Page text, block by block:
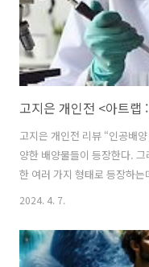
고지은 개인전 리뷰 “인공배
양한 배양물들이 등장한다.
한 여러 가지 형태로 등장하
고 있는 다섯 개의 대형 인큐
파이프에는 투명한 관이 연결
찰 할 수 있다. 더불어 여러 형
2024. 4. 7.